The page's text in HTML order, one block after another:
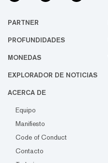
PARTNER
PROFUNDIDADES
MONEDAS
EXPLORADOR DE NOTICIAS
ACERCA DE
Equipo
Manifiesto
Code of Conduct
Contacto